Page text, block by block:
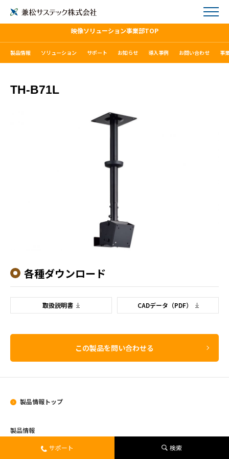
映像ソリューション事業部TOP
製品情報 ソリューション サポート お知らせ 導入事例 お問い合わせ 事
TH-B71L
各種ダウンロード
取扱説明書 CADデータ（PDF）
この製品を問い合わせる
製品情報トップ
製品情報
サポート 検索